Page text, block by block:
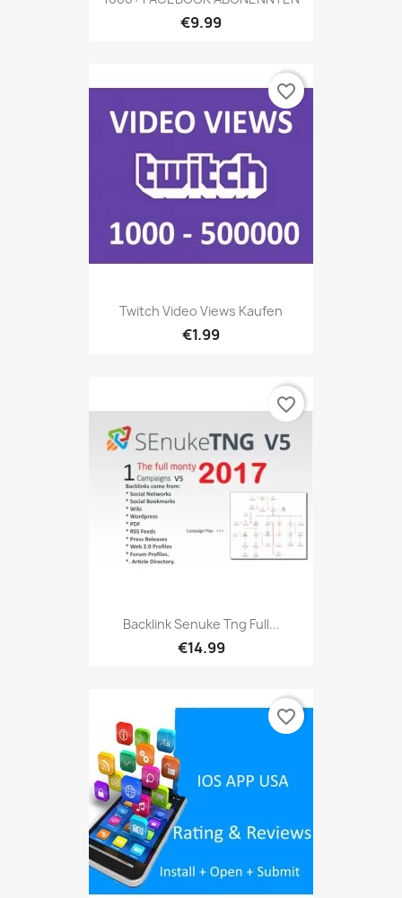
€9.99
Twitch Video Views Kaufen
€1.99
favorite_border
Backlink Senuke Tng Full...
€14.99
favorite_border
favorite_border